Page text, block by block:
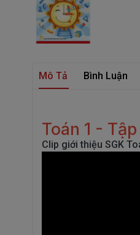
Mô Tả Bình Luận
Toán 1 -
Clip giới thiệu SGK